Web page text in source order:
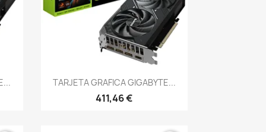
Vista rápida
TARJETA GRAFICA GIGABYTE...
411,46 €